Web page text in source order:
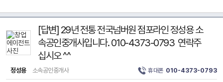
[답변] 29년 전통 전국넘버원 점포라인 정성용 소
속공인중개사입니다. 010-4373-0793 연락주
십시오 ^^
정성용 소속공인중개사 휴대폰 010-4373-0793